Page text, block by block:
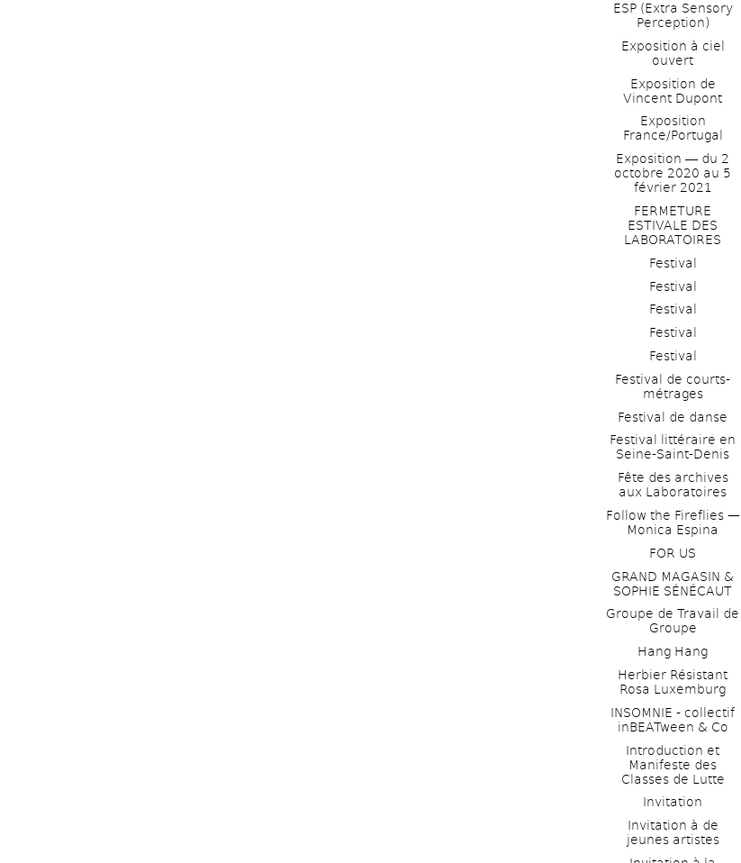
ESP (Extra Sensory
Perception)
Exposition à ciel
ouvert
Exposition de
Vincent Dupont
Exposition
France/Portugal
Exposition ― du 2
octobre 2020 au 5
février 2021
FERMETURE
ESTIVALE DES
LABORATOIRES
Festival
Festival
Festival
Festival
Festival
Festival de courts-
métrages
Festival de danse
Festival littéraire en
Seine-Saint-Denis
Fête des archives
aux Laboratoires
Follow the Fireflies —
Monica Espina
FOR US
GRAND MAGASIN &
SOPHIE SÉNÉCAUT
Groupe de Travail de
Groupe
Hang Hang
Herbier Résistant
Rosa Luxemburg
INSOMNIE - collectif
inBEATween & Co
Introduction et
Manifeste des
Classes de Lutte
Invitation
Invitation à de
jeunes artistes